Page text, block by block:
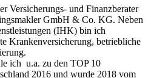
Versicherungs- und Finanzberater
GmbH & Co. KG. Neben
(IHK) bin ich
Krankenversicherung, betriebliche
ich u.a. zu den TOP 10
2016 und wurde 2018 vom